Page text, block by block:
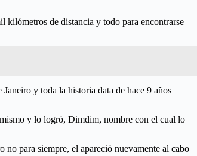
kilómetros de distancia y todo para encontrarse
y toda la historia data de hace 9 años
y lo logró, Dimdim, nombre con el cual lo
no para siempre, el apareció nuevamente al cabo